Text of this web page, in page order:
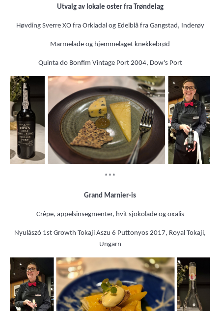
Utvalg av lokale oster fra Trøndelag
Høvding Sverre XO fra Orkladal og Edelblå fra Gangstad, Inderøy
Marmelade og hjemmelaget knekkebrød
Quinta do Bonfim Vintage Port 2004, Dow's Port
***
Grand Marnier-is
Crêpe, appelsinsegmenter, hvit sjokolade og oxalis
Nyulászó 1st Growth Tokaji Aszu 6 Puttonyos 2017, Royal Tokaji,
Ungarn